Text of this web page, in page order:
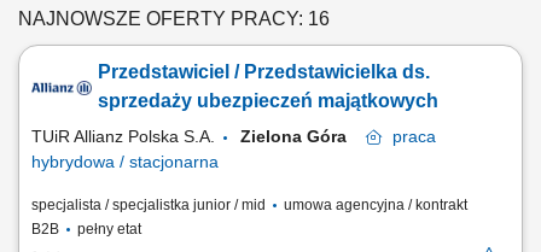
NAJNOWSZE OFERTY PRACY: 16
Przedstawiciel / Przedstawicielka ds.
sprzedaży ubezpieczeń majątkowych
TUiR Allianz Polska S.A. Zielona Góra
praca
hybrydowa / stacjonarna
specjalista / specjalistka junior / mid
umowa agencyjna / kontrakt
B2B
pełny etat